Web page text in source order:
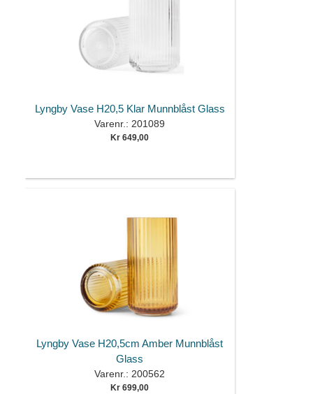
Lyngby Vase H20,5 Klar Munnblåst Glass
Varenr.: 201089
Kr 649,00
Lyngby Vase H20,5cm Amber Munnblåst
Glass
Varenr.: 200562
Kr 699,00